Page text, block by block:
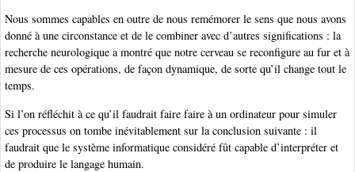
Nous sommes capables en outre de nous remémorer le sens que nous avons
donné à une circonstance et de le combiner avec d’autres significations : la
recherche neurologique a montré que notre cerveau se reconfigure au fur et à
mesure de ces opérations, de façon dynamique, de sorte qu’il change tout le
temps.
Si l’on réfléchit à ce qu’il faudrait faire faire à un ordinateur pour simuler
ces processus on tombe inévitablement sur la conclusion suivante : il
faudrait que le système informatique considéré fût capable d’interpréter et
de produire le langage humain.